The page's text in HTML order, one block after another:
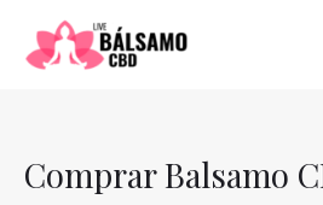
contenido
Comprar Balsamo